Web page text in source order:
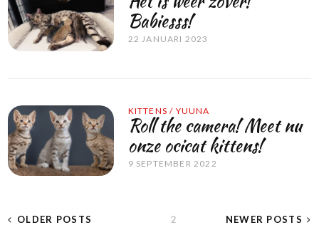
Babiesss!
22 JANUARI 2023
KITTENS / YUUNA
Roll the camera! Meet nu
onze ocicat kittens!
9 SEPTEMBER 2022
BERICHTEN
OLDER POSTS PAGE2 NEWER POSTS